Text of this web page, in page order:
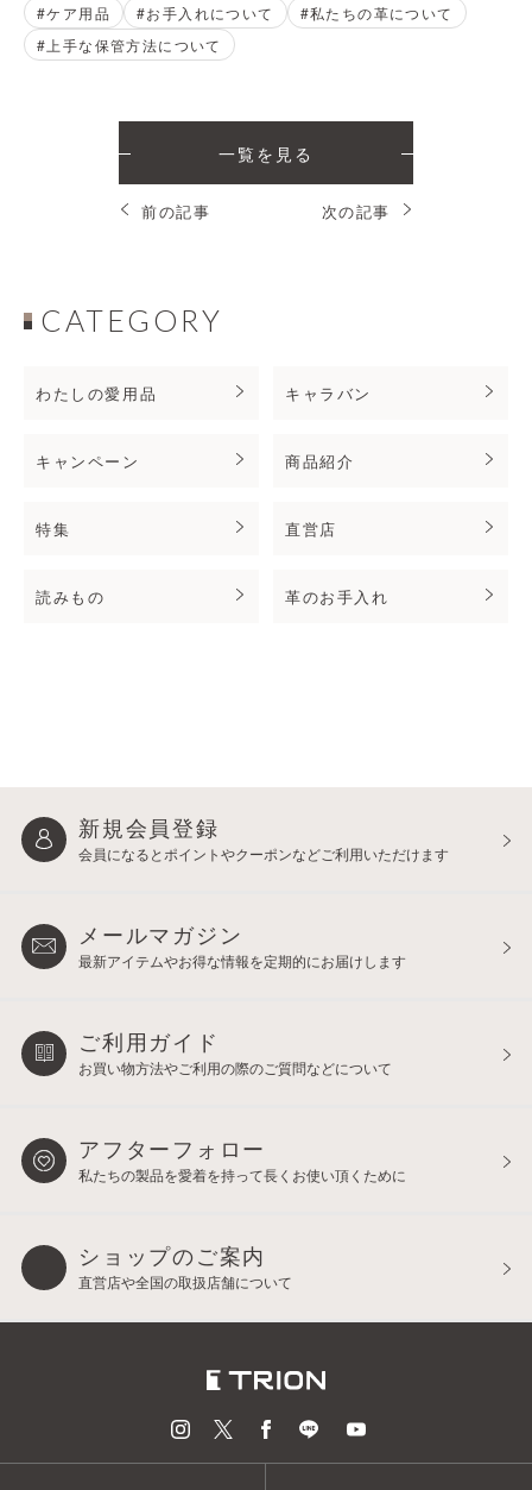
#ケア用品 #お手入れについて
#私たちの革について
#上手な保管方法について
一覧を見る
前の記事 次の記事
CATEGORY
わたしの愛用品 キャラバン
キャンペーン 商品紹介
特集 直営店
読みもの 革のお手入れ
新規会員登録
会員になるとポイントやクーポンなどご利用いただけます
メールマガジン
最新アイテムやお得な情報を定期的にお届けします
ご利用ガイド
お買い物方法やご利用の際のご質問などについて
アフターフォロー
私たちの製品を愛着を持って長くお使い頂くために
ショップのご案内
直営店や全国の取扱店舗について